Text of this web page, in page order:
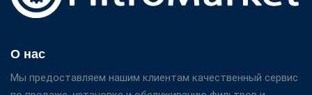
О нас
Мы предоставляем нашим клиентам качественный сервис